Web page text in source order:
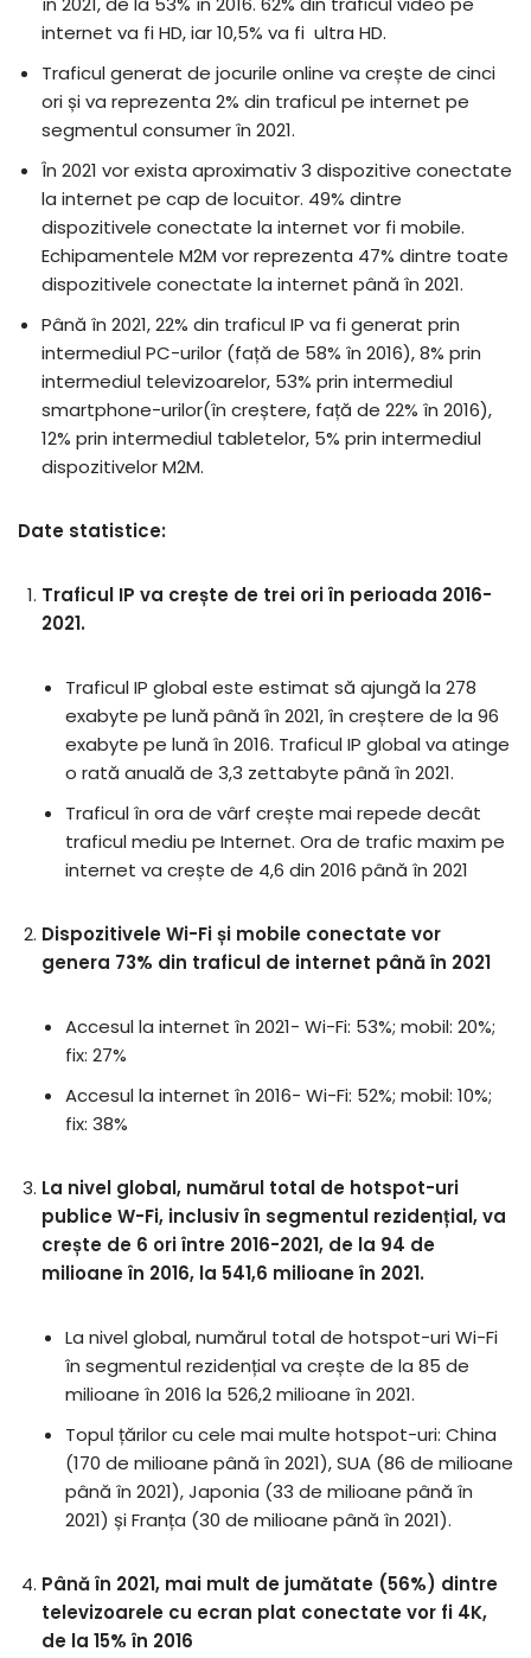
internet va fi HD, iar 10,5% va fi ultra HD.
Traficul generat de jocurile online va crește de cinci
ori și va reprezenta 2% din traficul pe internet pe
segmentul consumer în 2021.
În 2021 vor exista aproximativ 3 dispozitive conectate
la internet pe cap de locuitor. 49% dintre
dispozitivele conectate la internet vor fi mobile.
Echipamentele M2M vor reprezenta 47% dintre toate
dispozitivele conectate la internet până în 2021.
Până în 2021, 22% din traficul IP va fi generat prin
intermediul PC-urilor (față de 58% în 2016), 8% prin
intermediul televizoarelor, 53% prin intermediul
smartphone-urilor(în creștere, față de 22% în 2016),
12% prin intermediul tabletelor, 5% prin intermediul
dispozitivelor M2M.
Date statistice:
Traficul IP va crește de trei ori în perioada 2016-
2021.
Traficul IP global este estimat să ajungă la 278
exabyte pe lună până în 2021, în creștere de la 96
exabyte pe lună în 2016. Traficul IP global va atinge
o rată anuală de 3,3 zettabyte până în 2021.
Traficul în ora de vârf crește mai repede decât
traficul mediu pe Internet. Ora de trafic maxim pe
internet va crește de 4,6 din 2016 până în 2021
Dispozitivele Wi-Fi și mobile conectate vor
genera 73% din traficul de internet până în 2021
Accesul la internet în 2021- Wi-Fi: 53%; mobil: 20%;
fix: 27%
Accesul la internet în 2016- Wi-Fi: 52%; mobil: 10%;
fix: 38%
La nivel global, numărul total de hotspot-uri
publice W-Fi, inclusiv în segmentul rezidențial, va
crește de 6 ori între 2016-2021, de la 94 de
milioane în 2016, la 541,6 milioane în 2021.
La nivel global, numărul total de hotspot-uri Wi-Fi
în segmentul rezidențial va crește de la 85 de
milioane în 2016 la 526,2 milioane în 2021.
Topul țărilor cu cele mai multe hotspot-uri: China
(170 de milioane până în 2021), SUA (86 de milioane
până în 2021), Japonia (33 de milioane până în
2021) și Franța (30 de milioane până în 2021).
Până în 2021, mai mult de jumătate (56%) dintre
televizoarele cu ecran plat conectate vor fi 4K,
de la 15% în 2016